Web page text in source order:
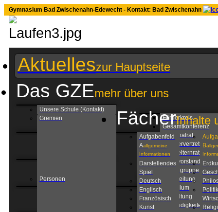
Gymnasium Bad Zwischenahn-Edewecht - Kontakt: Bad Zwischenahn
Aktuelleszur Hauptseite
Das GZEmehr über uns
Unsere Schule (Kontakt)
Gremien
Förderkreis
Gesamtkonferenz
Personalrat
Schülervertretung
Schulelternrat
Schulvorstand
Steuergruppe
Personen
Schulleitung
Kollegium
Verwaltung
Zuständigkeiten am
FächerInhalte
Aufgabenfeld
Aallgemeine
Informationen
Darstellendes
Spiel
Deutsch
Englisch
Französisch
Kunst
B